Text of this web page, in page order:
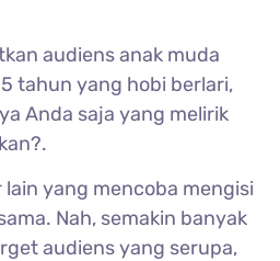
audiens anak muda
tahun yang hobi berlari,
Anda saja yang melirik
yang mencoba mengisi
Nah, semakin banyak
audiens yang serupa,